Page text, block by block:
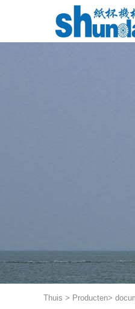
Thuis > Producten>